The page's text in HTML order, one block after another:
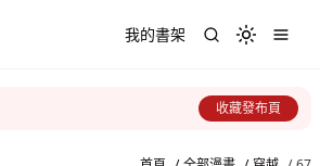
我的書架 Toggle
收藏發布頁